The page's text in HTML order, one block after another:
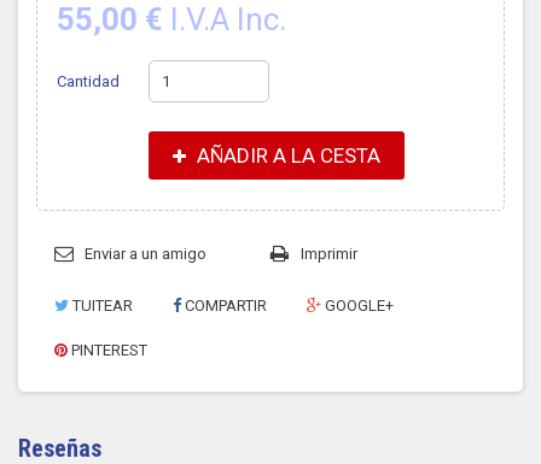
55,00 € I.V.A Inc.
Cantidad
AÑADIR A LA CESTA
Enviar a un amigo Imprimir
TUITEAR COMPARTIR GOOGLE+
PINTEREST
Reseñas